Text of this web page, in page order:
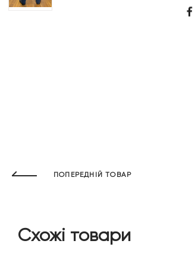
ПОПЕРЕДНІЙ ТОВАР
Схожі товари